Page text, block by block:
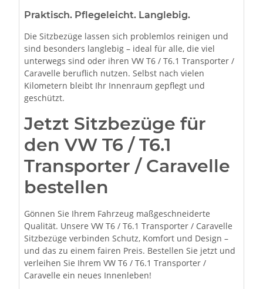
Praktisch. Pflegeleicht. Langlebig.
Die Sitzbezüge lassen sich problemlos reinigen und
sind besonders langlebig – ideal für alle, die viel
unterwegs sind oder ihren VW T6 / T6.1 Transporter /
Caravelle beruflich nutzen. Selbst nach vielen
Kilometern bleibt Ihr Innenraum gepflegt und
geschützt.
Jetzt Sitzbezüge für
den VW T6 / T6.1
Transporter / Caravelle
bestellen
Gönnen Sie Ihrem Fahrzeug maßgeschneiderte
Qualität. Unsere VW T6 / T6.1 Transporter / Caravelle
Sitzbezüge verbinden Schutz, Komfort und Design –
und das zu einem fairen Preis. Bestellen Sie jetzt und
verleihen Sie Ihrem VW T6 / T6.1 Transporter /
Caravelle ein neues Innenleben!